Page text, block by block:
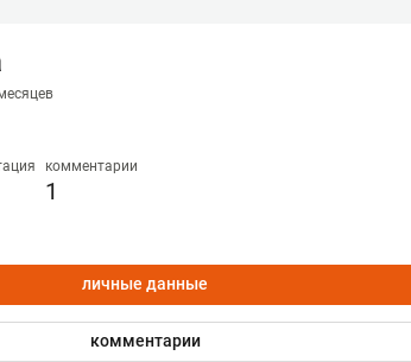
комментарии
1
личные данные
комментарии